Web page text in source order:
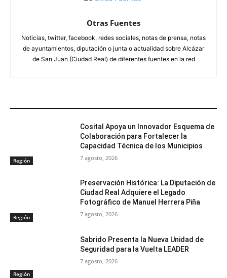
Otras Fuentes
Noticias, twitter, facebook, redes sociales, notas de prensa, notas
de ayuntamientos, diputación o junta o actualidad sobre Alcázar
de San Juan (Ciudad Real) de diferentes fuentes en la red
Región
Cosital Apoya un Innovador Esquema de
Colaboración para Fortalecer la
Capacidad Técnica de los Municipios
7 agosto, 2026
Región
Preservación Histórica: La Diputación de
Ciudad Real Adquiere el Legado
Fotográfico de Manuel Herrera Piña
7 agosto, 2026
Región
Sabrido Presenta la Nueva Unidad de
Seguridad para la Vuelta LEADER
7 agosto, 2026